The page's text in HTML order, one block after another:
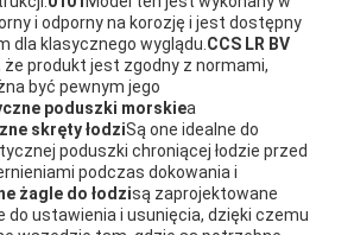
i odporny na korozję i jest dostępny
dla klasycznego wyglądu.CCS LR BV
że produkt jest zgodny z normami,
być pewnym jego
poduszki morskiea
skręty łodziSą one idealne do
poduszki chroniącej łodzie przed
podczas dokowania i
żagle do łodzisą zaprojektowane
do ustawienia i usunięcia, dzięki czemu